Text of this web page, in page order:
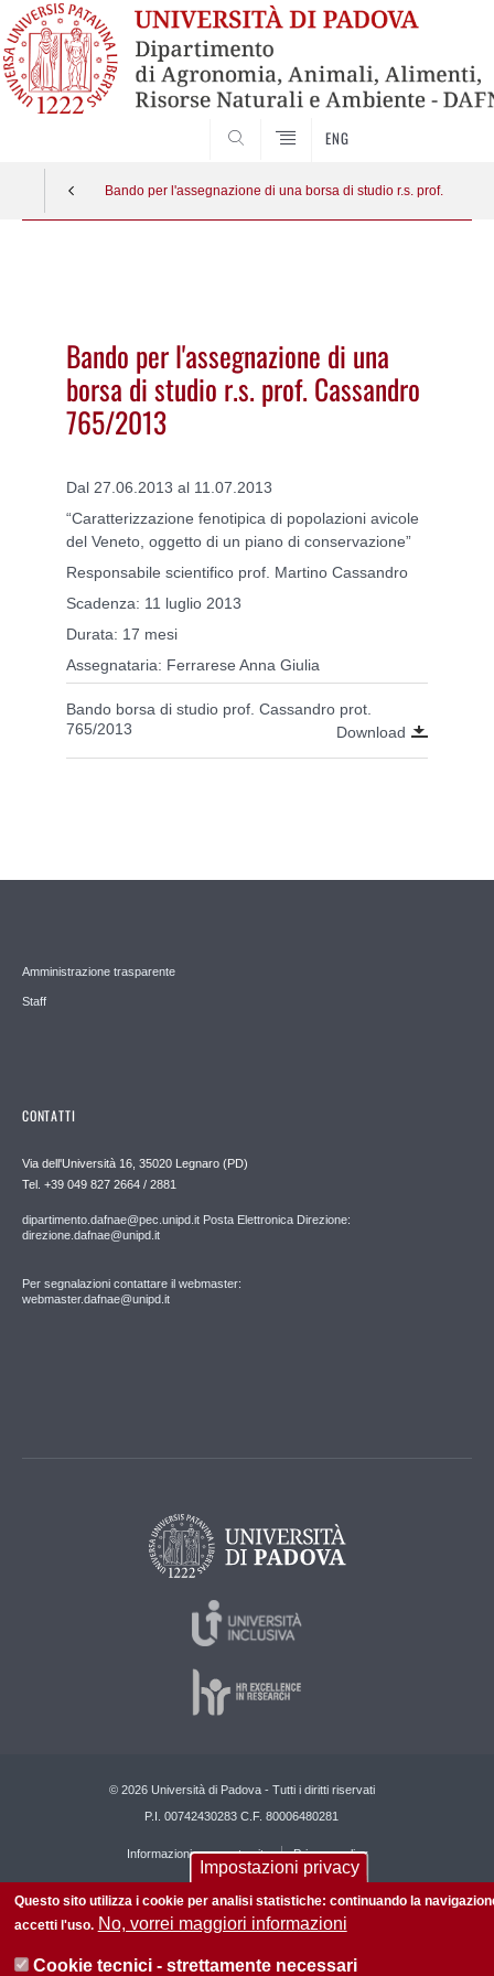
ENG
Bando per l'assegnazione di una borsa di studio r.s. prof.
Bando per l'assegnazione di una
borsa di studio r.s. prof. Cassandro
765/2013
Dal 27.06.2013 al 11.07.2013
“Caratterizzazione fenotipica di popolazioni avicole
del Veneto, oggetto di un piano di conservazione”
Responsabile scientifico prof. Martino Cassandro
Scadenza: 11 luglio 2013
Durata: 17 mesi
Assegnataria: Ferrarese Anna Giulia
Bando borsa di studio prof. Cassandro prot.
765/2013
Download
Amministrazione trasparente
Staff
CONTATTI
Via dell'Università 16, 35020 Legnaro (PD)
Tel. +39 049 827 2664 / 2881
dipartimento.dafnae@pec.unipd.it Posta Elettronica Direzione:
direzione.dafnae@unipd.it
Per segnalazioni contattare il webmaster:
webmaster.dafnae@unipd.it
© 2026 Università di Padova - Tutti i diritti riservati
P.I. 00742430283 C.F. 80006480281
Informazioni su questo sito Privacy policy
Impostazioni privacy
Questo sito utilizza i cookie per analisi statistiche: continuando la
accetti l'uso. No, vorrei maggiori informazioni
Cookie tecnici - strettamente necessari